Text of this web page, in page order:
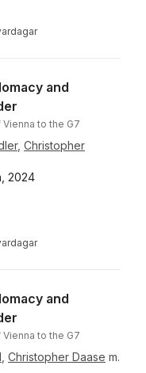
and
to the G7
, Christopher
2024
and
to the G7
Christopher Daase m.